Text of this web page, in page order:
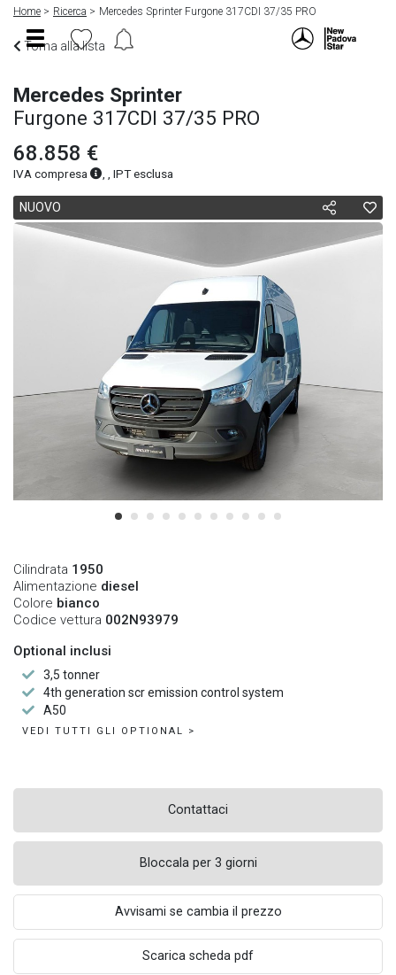
Home Ricerca Mercedes Sprinter Furgone 317CDI 37/35 PRO
Torna alla lista
Mercedes Sprinter
Furgone 317CDI 37/35 PRO
68.858 €
IVA compresa , , IPT esclusa
NUOVO
Cilindrata 1950
Alimentazione diesel
Colore bianco
Codice vettura 002N93979
Optional inclusi
3,5 tonner
4th generation scr emission control system
A50
VEDI TUTTI GLI OPTIONAL >
Contattaci
Bloccala per 3 giorni
Avvisami se cambia il prezzo
Scarica scheda pdf